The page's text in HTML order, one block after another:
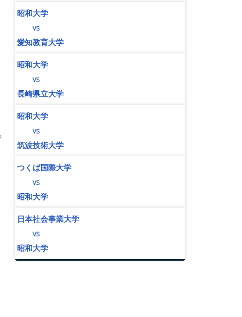
昭和大学
vs
愛知教育大学
昭和大学
vs
長崎県立大学
昭和大学
vs
筑波技術大学
つくば国際大学
vs
昭和大学
日本社会事業大学
vs
昭和大学